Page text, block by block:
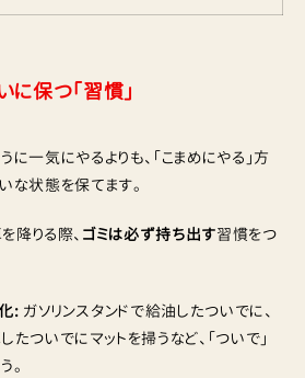
に保つ「習慣」
一気にやるよりも、「こまめにやる」方
な状態を保てます。
降りる際、 ゴミは必ず持ち出す習慣をつ
: ガソリンスタンドで給油したついでに、
たついでにマットを掃うなど、「ついで」
。